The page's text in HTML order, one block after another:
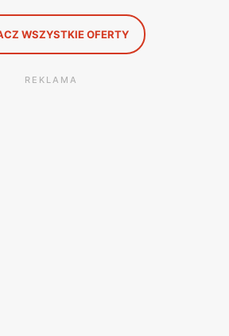
WSZYSTKIE OFERTY
REKLAMA